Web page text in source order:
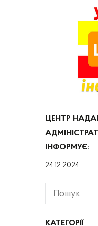
КАТЕГОРІЇ
ЦЕНТР
ІНФОРМУЄ:
24.12.2024